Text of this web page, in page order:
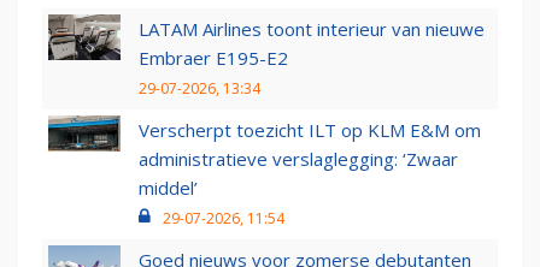
LATAM Airlines toont interieur van nieuwe
Embraer E195-E2
29-07-2026, 13:34
Verscherpt toezicht ILT op KLM E&M om
administratieve verslaglegging: ‘Zwaar
middel’
29-07-2026, 11:54
Goed nieuws voor zomerse debutanten